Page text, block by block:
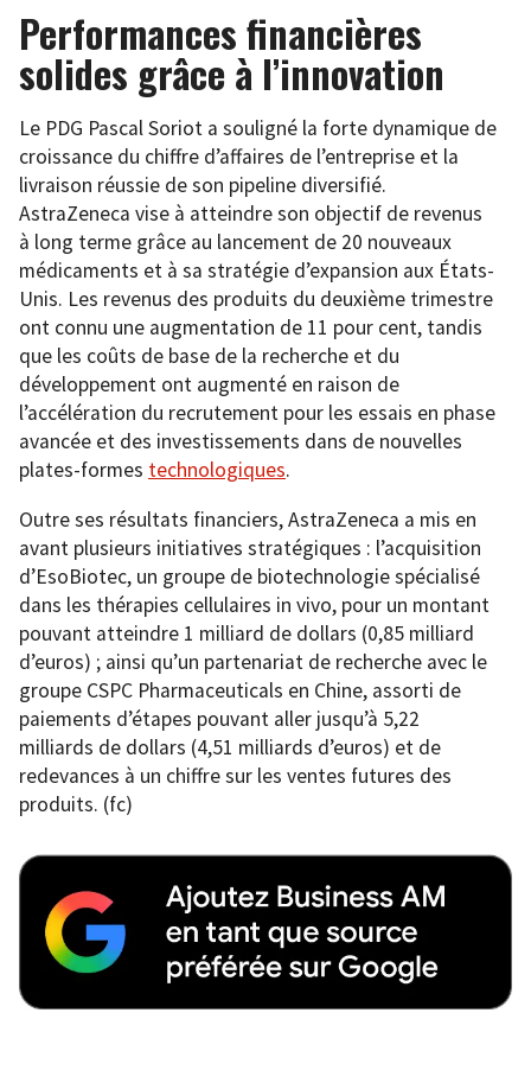
Performances financières
solides grâce à l’innovation
Le PDG Pascal Soriot a souligné la forte dynamique de
croissance du chiffre d’affaires de l’entreprise et la
livraison réussie de son pipeline diversifié.
AstraZeneca vise à atteindre son objectif de revenus
à long terme grâce au lancement de 20 nouveaux
médicaments et à sa stratégie d’expansion aux États-
Unis. Les revenus des produits du deuxième trimestre
ont connu une augmentation de 11 pour cent, tandis
que les coûts de base de la recherche et du
développement ont augmenté en raison de
l’accélération du recrutement pour les essais en phase
avancée et des investissements dans de nouvelles
plates-formes technologiques.
Outre ses résultats financiers, AstraZeneca a mis en
avant plusieurs initiatives stratégiques : l’acquisition
d’EsoBiotec, un groupe de biotechnologie spécialisé
dans les thérapies cellulaires in vivo, pour un montant
pouvant atteindre 1 milliard de dollars (0,85 milliard
d’euros) ; ainsi qu’un partenariat de recherche avec le
groupe CSPC Pharmaceuticals en Chine, assorti de
paiements d’étapes pouvant aller jusqu’à 5,22
milliards de dollars (4,51 milliards d’euros) et de
redevances à un chiffre sur les ventes futures des
produits. (fc)